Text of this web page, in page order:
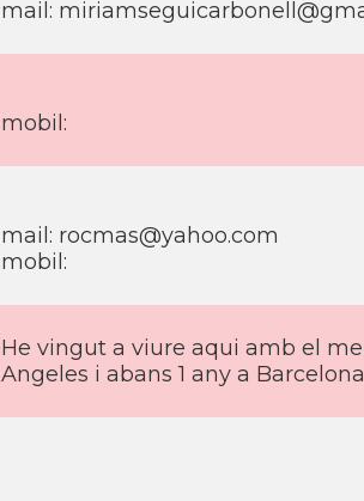
mail:
mobil:
mail: rocmas@yahoo.com
mobil:
He vingut a viure aqui amb el
Angeles i abans 1 any a